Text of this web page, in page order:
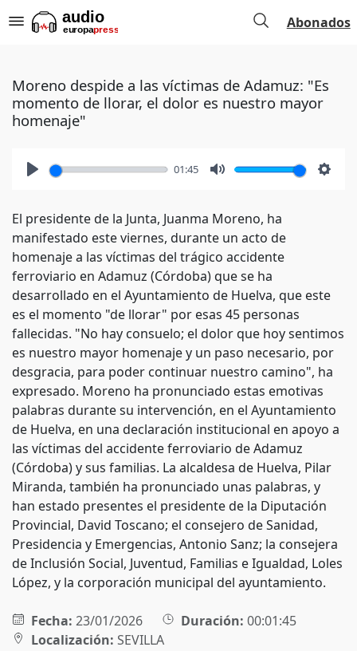
Abonados
Moreno despide a las víctimas de Adamuz: "Es
momento de llorar, el dolor es nuestro mayor
homenaje"
01:45
El presidente de la Junta, Juanma Moreno, ha
manifestado este viernes, durante un acto de
homenaje a las víctimas del trágico accidente
ferroviario en Adamuz (Córdoba) que se ha
desarrollado en el Ayuntamiento de Huelva, que este
es el momento "de llorar" por esas 45 personas
fallecidas. "No hay consuelo; el dolor que hoy sentimos
es nuestro mayor homenaje y un paso necesario, por
desgracia, para poder continuar nuestro camino", ha
expresado. Moreno ha pronunciado estas emotivas
palabras durante su intervención, en el Ayuntamiento
de Huelva, en una declaración institucional en apoyo a
las víctimas del accidente ferroviario de Adamuz
(Córdoba) y sus familias. La alcaldesa de Huelva, Pilar
Miranda, también ha pronunciado unas palabras, y
han estado presentes el presidente de la Diputación
Provincial, David Toscano; el consejero de Sanidad,
Presidencia y Emergencias, Antonio Sanz; la consejera
de Inclusión Social, Juventud, Familias e Igualdad, Loles
López, y la corporación municipal del ayuntamiento.
Fecha: 23/01/2026 Duración: 00:01:45
Localización: SEVILLA